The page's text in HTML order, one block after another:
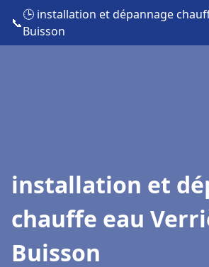
📞
🕒 installation et dépannage
Buisson
installation et
chauffe eau
Buisson